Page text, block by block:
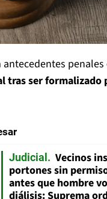
penales
tras ser formalizado
Judicial
Vecinos
portones sin
antes que hombre
diálisis: Suprema